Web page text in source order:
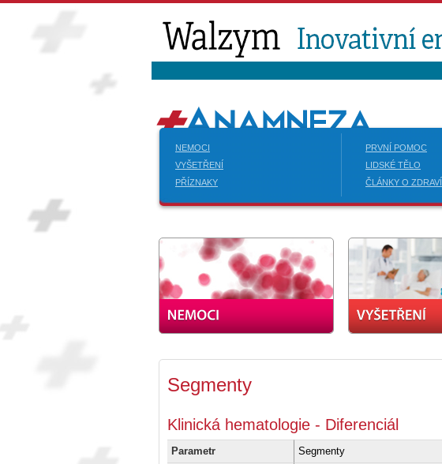
NEMOCI
VYŠETŘENÍ
PŘÍZNAKY
PRVNÍ POMOC
LIDSKÉ TĚLO
ČLÁNKY O ZDRAVÍ
Segmenty
Klinická hematologie - Diferenciál
Parametr
Segmenty